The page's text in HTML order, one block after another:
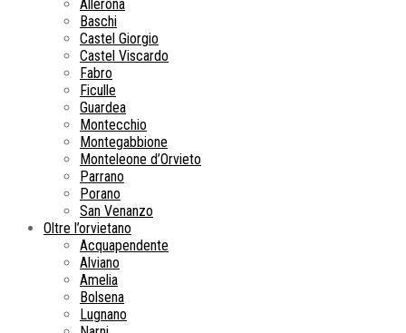
Allerona
Baschi
Castel Giorgio
Castel Viscardo
Fabro
Ficulle
Guardea
Montecchio
Montegabbione
Monteleone d’Orvieto
Parrano
Porano
San Venanzo
Oltre l’orvietano
Acquapendente
Alviano
Amelia
Bolsena
Lugnano